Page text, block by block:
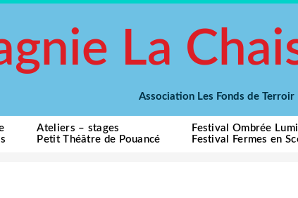
La
Association Les Fonds de
Ateliers – stages
Petit Théâtre de Pouancé
Festival Ombrée
Festival Fermes en